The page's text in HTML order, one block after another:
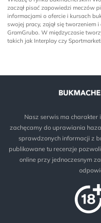
zaczął pisać zapowiedzi meczów
informacjami o ofercie i kursach
swojej pracy, zajął się tworzeniem
GramGrubo. W międzyczasie
takich jak Interplay czy
Nasz serwis ma charakter
zachęcamy do uprawiania
sprawdzonych informacji z
publikowane tu recenzje
online przy jednoczesnym